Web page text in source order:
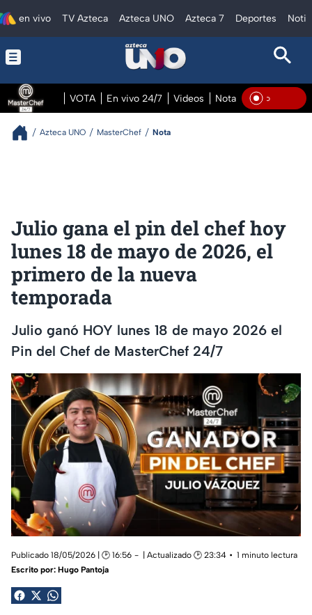
en vivo TV Azteca Azteca UNO Azteca 7 Deportes
VOTA En vivo 24/7 Videos Notas En vivo En
Azteca UNO MasterChef Nota
Julio gana el pin del chef hoy
lunes 18 de mayo de 2026, el
primero de la nueva
temporada
Julio ganó HOY lunes 18 de mayo 2026 el
Pin del Chef de MasterChef 24/7
Publicado 18/05/2026 | 🕑 16:56 | Actualizado 🕑 23:34
1 minuto lectura
Escrito por: Hugo Pantoja